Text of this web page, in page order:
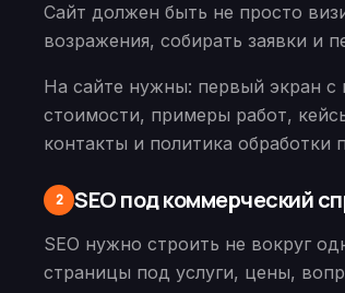
Сайт должен быть не просто
возражения, собирать заявки и
На сайте нужны: первый экран
стоимости, примеры работ,
контакты и политика обработки
2 SEO под коммерческий
SEO нужно строить не вокруг
страницы под услуги, цены,